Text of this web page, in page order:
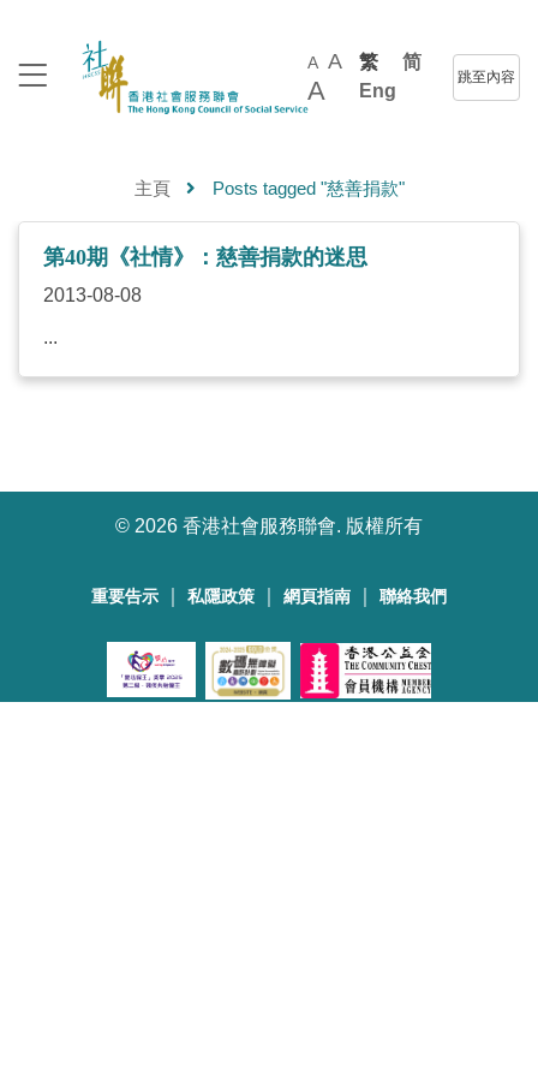
A A
A
繁
简
Eng
跳至內容
主頁 Posts tagged "慈善捐款"
第40期《社情》：慈善捐款的迷思
2013-08-08
...
© 2026 香港社會服務聯會. 版權所有
重要告示 私隱政策 網頁指南 聯絡我們